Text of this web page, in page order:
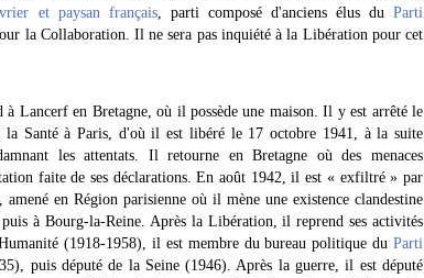
et paysan français, parti composé d'anciens élus du Parti
la Collaboration. Il ne sera pas inquiété à la Libération pour cet
Lancerf en Bretagne, où il possède une maison. Il y est arrêté le
la Santé à Paris, d'où il est libéré le 17 octobre 1941, à la suite
les attentats. Il retourne en Bretagne où des menaces
faite de ses déclarations. En août 1942, il est « exfiltré » par
, amené en Région parisienne où il mène une existence clandestine
à Bourg-la-Reine. Après la Libération, il reprend ses activités
(1918-1958), il est membre du bureau politique du Parti
puis député de la Seine (1946). Après la guerre, il est député